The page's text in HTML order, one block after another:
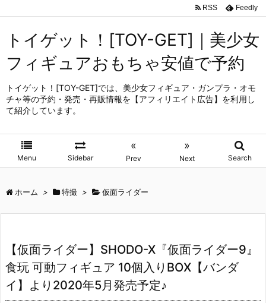
トイゲット！[TOY-GET]｜美少女
フィギュアおもちゃ安値で予約
トイゲット！[TOY-GET]では、美少女フィギュア・ガンプラ・オモ
チャ等の予約・発売・再販情報を【アフィリエイト広告】を利用し
て紹介しています。
Menu Sidebar
«
Prev
»
Next Search
RSS Feedly
ホーム > 特撮 > 仮面ライダー
【仮面ライダー】SHODO-X『仮面ライダー9』
食玩 可動フィギュア 10個入りBOX【バンダ
イ】より2020年5月発売予定♪